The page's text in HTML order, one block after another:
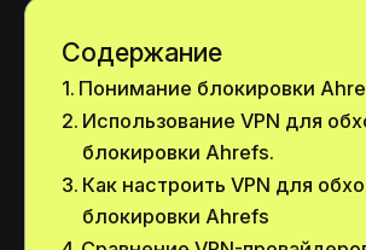
Содержание
Понимание блокировки
Использование VPN для
блокировки Ahrefs.
Как настроить VPN для
блокировки Ahrefs